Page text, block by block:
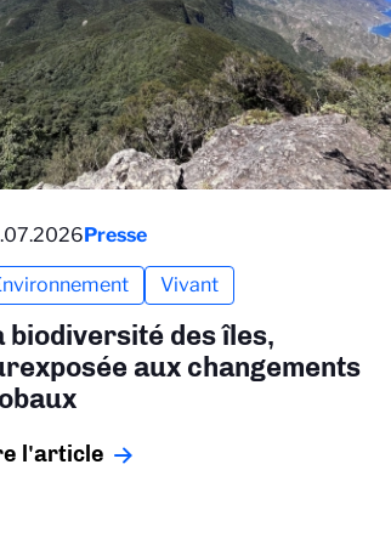
Presse
Vivant
biodiversité des îles,
aux changements
l'article